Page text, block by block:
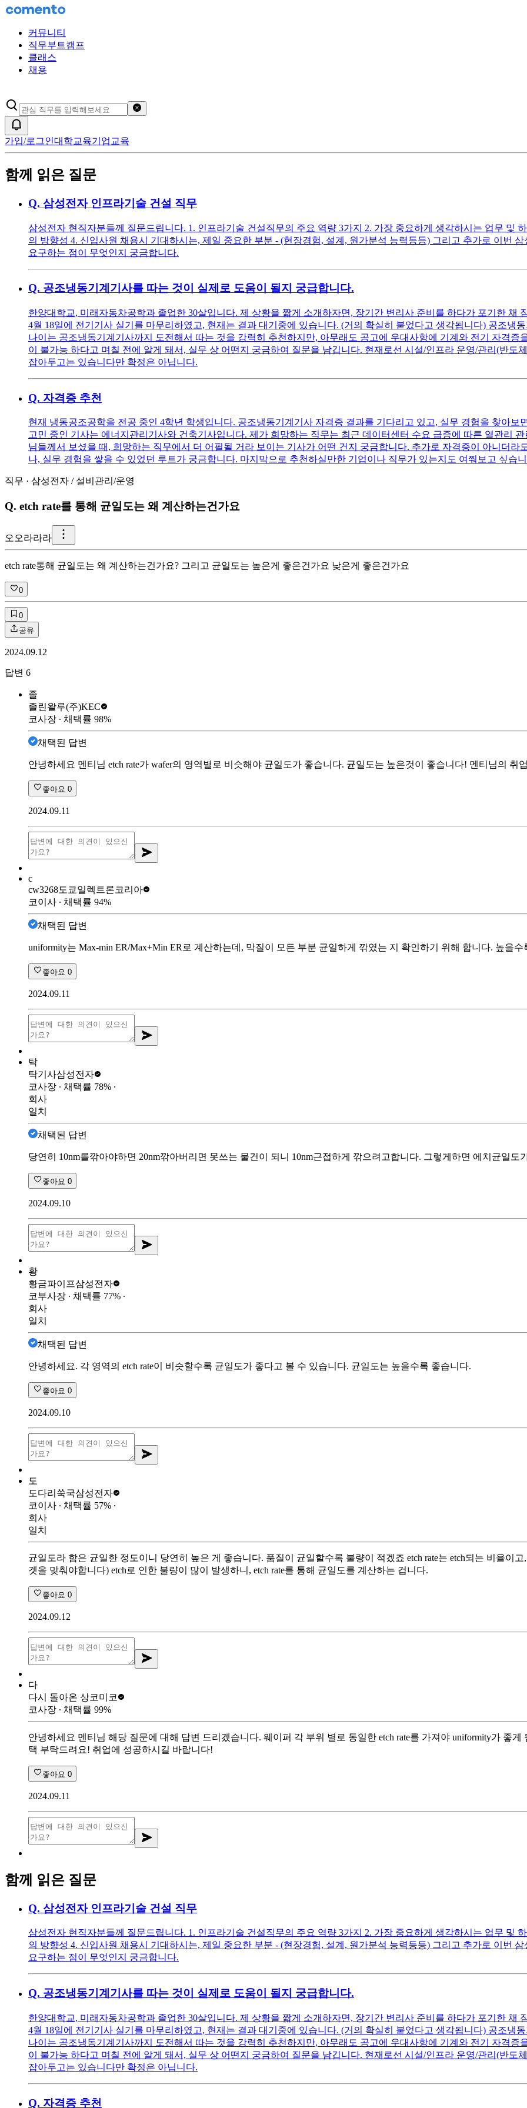
커뮤니티
직무부트캠프
클래스
채용
가입/로그인대학교육기업교육
함께 읽은 질문
Q. 삼성전자 인프라기술 건설 직무
삼성전자 현직자분들께 질문드립니다. 1. 인프라기술 건설직무의 주요 역량 3가지 2. 가장 중요하게 생각하시는 업무 및
의 방향성 4. 신입사원 채용시 기대하시는, 제일 중요한 부분 - (현장경험, 설계, 원가분석 능력등등) 그리고 추가로 이번
요구하는 점이 무엇인지 궁금합니다.
Q. 공조냉동기계기사를 따는 것이 실제로 도움이 될지 궁급합니다.
한양대학교, 미래자동차공학과 졸업한 30살입니다. 제 상황을 짧게 소개하자면, 장기간 변리사 준비를 하다가 포기한 채
4월 18일에 전기기사 실기를 마무리하였고, 현재는 결과 대기중에 있습니다. (거의 확실히 붙었다고 생각됩니다) 공조냉
나이는 공조냉동기계기사까지 도전해서 따는 것을 강력히 추천하지만, 아무래도 공고에 우대사항에 기계와 전기 자격증
이 불가능 하다고 며칠 전에 알게 돼서, 실무 상 어떤지 궁금하여 질문을 남깁니다. 현재로선 시설/인프라 운영/관리(반도
잡아두고는 있습니다만 확정은 아닙니다.
Q. 자격증 추천
현재 냉동공조공학을 전공 중인 4학년 학생입니다. 공조냉동기계기사 자격증 결과를 기다리고 있고, 실무 경험을 찾아
고민 중인 기사는 에너지관리기사와 건축기사입니다. 제가 희망하는 직무는 최근 데이터센터 수요 급증에 따른 열관리
님들께서 보셨을 때, 희망하는 직무에서 더 어필될 거라 보이는 기사가 어떤 건지 궁금합니다. 추가로 자격증이 아니더라
나, 실무 경험을 쌓을 수 있었던 루트가 궁금합니다. 마지막으로 추천하실만한 기업이나 직무가 있는지도 여쭤보고 싶습
직무 · 삼성전자 / 설비관리/운영
Q. etch rate를 통해 균일도는 왜 계산하는건가요
오 오라라라
etch rate통해 균일도는 왜 계산하는건가요? 그리고 균일도는 높은게 좋은건가요 낮은게 좋은건가요
0
0
공유
2024.09.12
답변 6
졸
졸린왈루(주)KEC
코사장 ∙ 채택률 98%
채택된 답변
안녕하세요 멘티님 etch rate가 wafer의 영역별로 비슷해야 균일도가 좋습니다. 균일도는 높은것이 좋습니다! 멘티님의 취
좋아요 0
2024.09.11
c
cw3268도쿄일렉트론코리아
코이사 ∙ 채택률 94%
채택된 답변
uniformity는 Max-min ER/Max+Min ER로 계산하는데, 막질이 모든 부분 균일하게 깎였는 지 확인하기 위해 합니다. 높을수
좋아요 0
2024.09.11
탁
탁기사삼성전자
코사장 ∙ 채택률 78% ∙
회사
일치
채택된 답변
당연히 10nm를깎아야하면 20nm깎아버리면 못쓰는 물건이 되니 10nm근접하게 깎으려고합니다. 그렇게하면 에치균일도
좋아요 0
2024.09.10
황
황금파이프삼성전자
코부사장 ∙ 채택률 77% ∙
회사
일치
채택된 답변
안녕하세요. 각 영역의 etch rate이 비슷할수록 균일도가 좋다고 볼 수 있습니다. 균일도는 높을수록 좋습니다.
좋아요 0
2024.09.10
도
도다리쑥국삼성전자
코이사 ∙ 채택률 57% ∙
회사
일치
균일도라 함은 균일한 정도이니 당연히 높은 게 좋습니다. 품질이 균일할수록 불량이 적겠죠 etch rate는 etch되는 비율이
겟을 맞춰야합니다) etch로 인한 불량이 많이 발생하니, etch rate를 통해 균일도를 계산하는 겁니다.
좋아요 0
2024.09.12
다
다시 돌아온 상코미코
코사장 ∙ 채택률 99%
안녕하세요 멘티님 해당 질문에 대해 답변 드리겠습니다. 웨이퍼 각 부위 별로 동일한 etch rate를 가져야 uniformity가 좋
택 부탁드려요! 취업에 성공하시길 바랍니다!
좋아요 0
2024.09.11
함께 읽은 질문
Q. 삼성전자 인프라기술 건설 직무
삼성전자 현직자분들께 질문드립니다. 1. 인프라기술 건설직무의 주요 역량 3가지 2. 가장 중요하게 생각하시는 업무 및
의 방향성 4. 신입사원 채용시 기대하시는, 제일 중요한 부분 - (현장경험, 설계, 원가분석 능력등등) 그리고 추가로 이번
요구하는 점이 무엇인지 궁금합니다.
Q. 공조냉동기계기사를 따는 것이 실제로 도움이 될지 궁급합니다.
한양대학교, 미래자동차공학과 졸업한 30살입니다. 제 상황을 짧게 소개하자면, 장기간 변리사 준비를 하다가 포기한 채
4월 18일에 전기기사 실기를 마무리하였고, 현재는 결과 대기중에 있습니다. (거의 확실히 붙었다고 생각됩니다) 공조냉
나이는 공조냉동기계기사까지 도전해서 따는 것을 강력히 추천하지만, 아무래도 공고에 우대사항에 기계와 전기 자격증
이 불가능 하다고 며칠 전에 알게 돼서, 실무 상 어떤지 궁금하여 질문을 남깁니다. 현재로선 시설/인프라 운영/관리(반도
잡아두고는 있습니다만 확정은 아닙니다.
Q. 자격증 추천